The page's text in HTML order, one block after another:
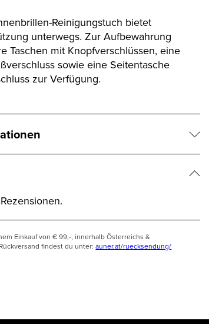
Reinigungstuch bietet
unterwegs. Zur Aufbewahrung
Taschen mit Knopfverschlüssen, eine
sowie eine Seitentasche
zur Verfügung.
Einkauf von € 99,-, innerhalb Österreichs &
findest du unter:auner.at/ruecksendung/